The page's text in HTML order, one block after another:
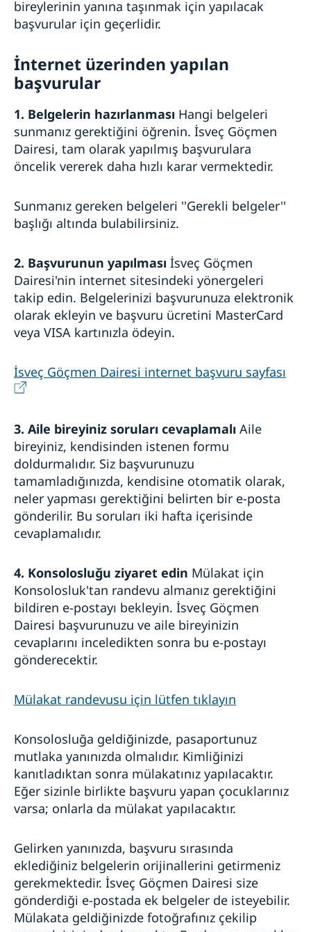
Sıkça sorulan sorular
İsveççe öğrenmek
Sıkça sorulan sorular
bireylerinin yanına taşınmak için yapılacak
başvurular için geçerlidir.
İnternet üzerinden yapılan
başvurular
1. Belgelerin hazırlanması Hangi belgeleri
sunmanız gerektiğini öğrenin. İsveç Göçmen
Dairesi, tam olarak yapılmış başvurulara
öncelik vererek daha hızlı karar vermektedir.
Sunmanız gereken belgeleri ''Gerekli belgeler''
başlığı altında bulabilirsiniz.
2. Başvurunun yapılması İsveç Göçmen
Dairesi'nin internet sitesindeki yönergeleri
takip edin. Belgelerinizi başvurunuza elektronik
olarak ekleyin ve başvuru ücretini MasterCard
veya VISA kartınızla ödeyin.
İsveç Göçmen Dairesi internet başvuru sayfası
3. Aile bireyiniz soruları cevaplamalı Aile
bireyiniz, kendisinden istenen formu
doldurmalıdır. Siz başvurunuzu
tamamladığınızda, kendisine otomatik olarak,
neler yapması gerektiğini belirten bir e-posta
gönderilir. Bu soruları iki hafta içerisinde
cevaplamalıdır.
4. Konsolosluğu ziyaret edin Mülakat için
Konsolosluk'tan randevu almanız gerektiğini
bildiren e-postayı bekleyin. İsveç Göçmen
Dairesi başvurunuzu ve aile bireyinizin
cevaplarını inceledikten sonra bu e-postayı
gönderecektir.
Mülakat randevusu için lütfen tıklayın
Konsolosluğa geldiğinizde, pasaportunuz
mutlaka yanınızda olmalıdır. Kimliğinizi
kanıtladıktan sonra mülakatınız yapılacaktır.
Eğer sizinle birlikte başvuru yapan çocuklarınız
varsa; onlarla da mülakat yapılacaktır.
Gelirken yanınızda, başvuru sırasında
eklediğiniz belgelerin orijinallerini getirmeniz
gerekmektedir. İsveç Göçmen Dairesi size
gönderdiği e-postada ek belgeler de isteyebilir.
Mülakata geldiğinizde fotoğrafınız çekilip